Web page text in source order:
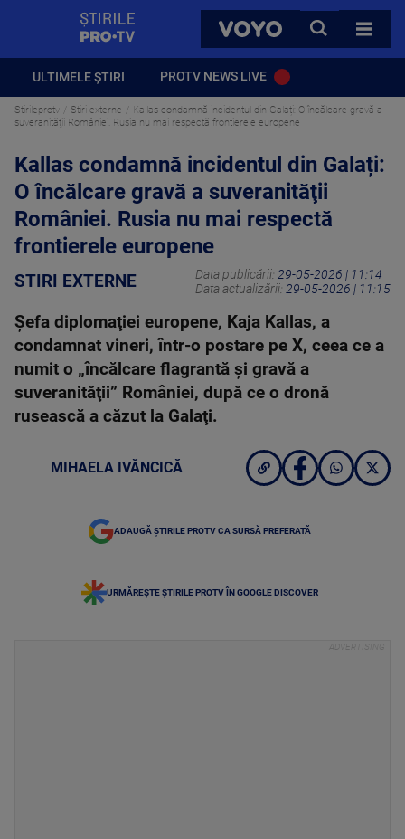
VOYO
CAUTA
TOATE
ULTIMELE ȘTIRI PROTV NEWS LIVE
Stirileprotv Stiri externe
Kallas condamnă incidentul din Galați: O încălcare gravă a
suveranităţii României. Rusia nu mai respectă frontierele europene
Kallas condamnă incidentul din Galați:
O încălcare gravă a suveranităţii
României. Rusia nu mai respectă
frontierele europene
STIRI EXTERNE Data publicării: 29-05-2026 | 11:14
Data actualizării: 29-05-2026 | 11:15
Şefa diplomaţiei europene, Kaja Kallas, a
condamnat vineri, într-o postare pe X, ceea ce a
numit o „încălcare flagrantă şi gravă a
suveranităţii” României, după ce o dronă
rusească a căzut la Galaţi.
MIHAELA IVĂNCICĂ
ADAUGĂ ȘTIRILE PROTV CA SURSĂ PREFERATĂ
URMĂREȘTE ȘTIRILE PROTV ÎN GOOGLE DISCOVER